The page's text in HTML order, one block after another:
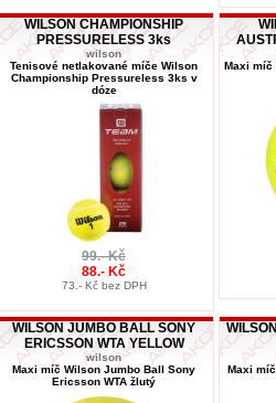
WILSON CHAMPIONSHIP
PRESSURELESS 3ks
wilson
Tenisové netlakované míče Wilson
Championship Pressureless 3ks v
dóze
99.- Kč
88.- Kč
73.- Kč bez DPH
Maxi míč
WILSON JUMBO BALL SONY
ERICSSON WTA YELLOW
wilson
Maxi míč Wilson Jumbo Ball Sony
Ericsson WTA žlutý
Maxi